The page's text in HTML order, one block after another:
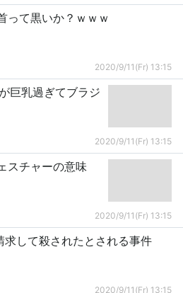
って黒いか？ｗｗｗ
2020/9/11(Fr) 13:15
巨乳過ぎてブラジ
2020/9/11(Fr) 13:15
スチャーの意味
2020/9/11(Fr) 13:15
求して殺されたとされる事件
2020/9/11(Fr) 13:15